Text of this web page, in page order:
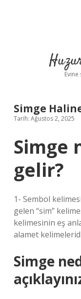
Evine
Simge
Tarih: Ağustos 2, 2025
Simge
gelir?
1- Sembol
gelen “sim”
kelimesinin eş
alamet
Simge